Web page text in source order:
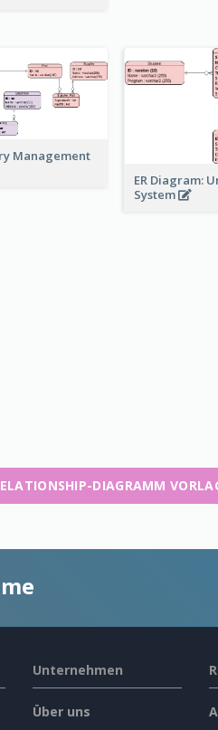
Management
ER Diagram:
System
DIAGRAMM
Unternehmen
Über uns